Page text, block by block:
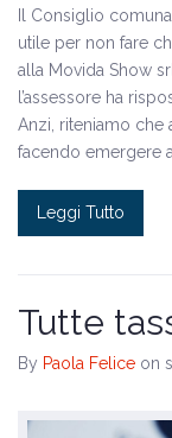
Il Consiglio
utile per non fare
alla Movida Show
l’assessore ha
Anzi, riteniamo che
facendo emergere
Leggi Tutto
Tutte
By Paola Felice on